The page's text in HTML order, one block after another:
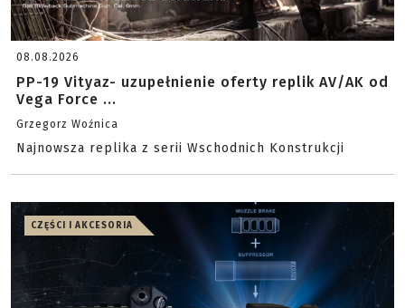
08.08.2026
PP-19 Vityaz- uzupełnienie oferty replik AV/AK od
Vega Force ...
Grzegorz Woźnica
Najnowsza replika z serii Wschodnich Konstrukcji
CZĘŚCI I AKCESORIA